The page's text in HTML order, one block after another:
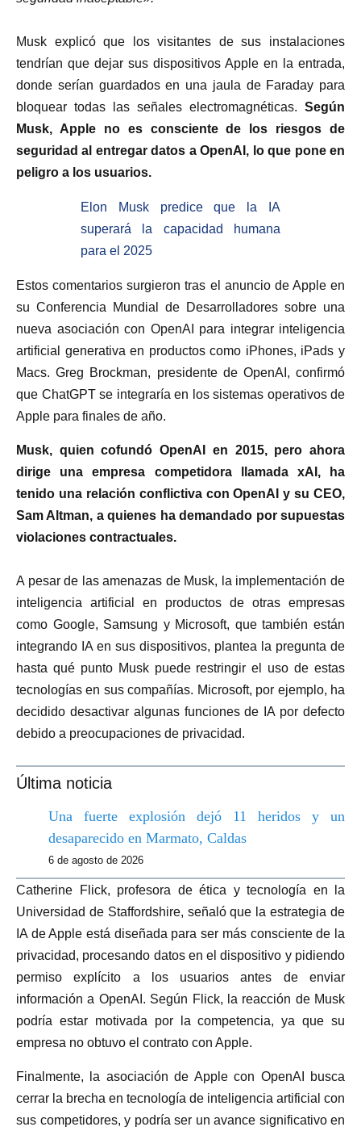
Musk explicó que los visitantes de sus instalaciones
tendrían que dejar sus dispositivos Apple en la entrada,
donde serían guardados en una jaula de Faraday para
bloquear todas las señales electromagnéticas. Según
Musk, Apple no es consciente de los riesgos de
seguridad al entregar datos a OpenAI, lo que pone en
peligro a los usuarios.
Elon Musk predice que la IA
superará la capacidad humana
para el 2025
Estos comentarios surgieron tras el anuncio de Apple en
su Conferencia Mundial de Desarrolladores sobre una
nueva asociación con OpenAI para integrar inteligencia
artificial generativa en productos como iPhones, iPads y
Macs. Greg Brockman, presidente de OpenAI, confirmó
que ChatGPT se integraría en los sistemas operativos de
Apple para finales de año.
Musk, quien cofundó OpenAI en 2015, pero ahora
dirige una empresa competidora llamada xAI, ha
tenido una relación conflictiva con OpenAI y su CEO,
Sam Altman, a quienes ha demandado por supuestas
violaciones contractuales.
A pesar de las amenazas de Musk, la implementación de
inteligencia artificial en productos de otras empresas
como Google, Samsung y Microsoft, que también están
integrando IA en sus dispositivos, plantea la pregunta de
hasta qué punto Musk puede restringir el uso de estas
tecnologías en sus compañías. Microsoft, por ejemplo, ha
decidido desactivar algunas funciones de IA por defecto
debido a preocupaciones de privacidad.
Última noticia
Una fuerte explosión dejó 11 heridos y un
desaparecido en Marmato, Caldas
6 de agosto de 2026
Catherine Flick, profesora de ética y tecnología en la
Universidad de Staffordshire, señaló que la estrategia de
IA de Apple está diseñada para ser más consciente de la
privacidad, procesando datos en el dispositivo y pidiendo
permiso explícito a los usuarios antes de enviar
información a OpenAI. Según Flick, la reacción de Musk
podría estar motivada por la competencia, ya que su
empresa no obtuvo el contrato con Apple.
Finalmente, la asociación de Apple con OpenAI busca
cerrar la brecha en tecnología de inteligencia artificial con
sus competidores, y podría ser un avance significativo en